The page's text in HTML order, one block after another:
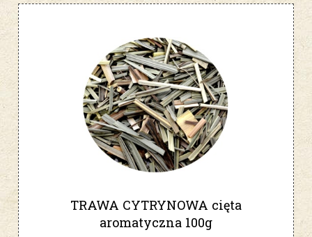
TRAWA CYTRYNOWA cięta
aromatyczna 100g